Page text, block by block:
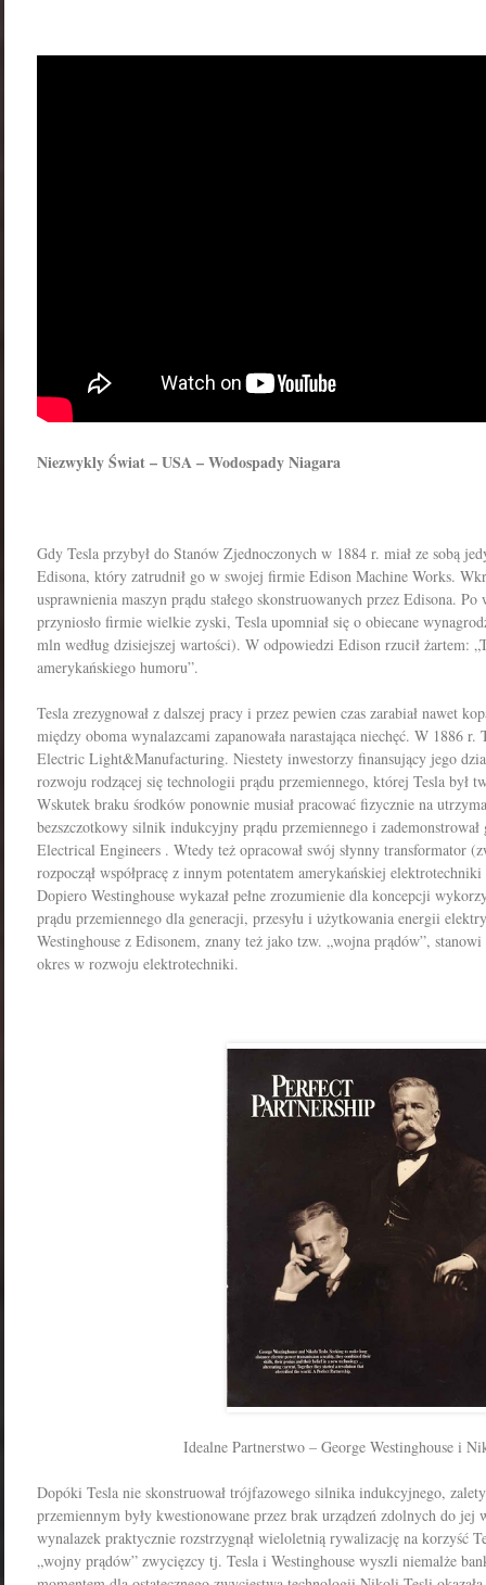
Niezwykly Świat – USA – Wodospady Niagara
Gdy Tesla przybył do Stanów Zjednoczonych w 1884 r. miał ze sobą
Edisona, który zatrudnił go w swojej firmie Edison Machine Works.
usprawnienia maszyn prądu stałego skonstruowanych przez Edisona.
przyniosło firmie wielkie zyski, Tesla upomniał się o obiecane
mln według dzisiejszej wartości). W odpowiedzi Edison rzucił żartem:
amerykańskiego humoru”.
Tesla zrezygnował z dalszej pracy i przez pewien czas zarabiał nawet
między oboma wynalazcami zapanowała narastająca niechęć. W 1886 r.
Electric Light&Manufacturing. Niestety inwestorzy finansujący jego
rozwoju rodzącej się technologii prądu przemiennego, której Tesla był
Wskutek braku środków ponownie musiał pracować fizycznie na
bezszczotkowy silnik indukcyjny prądu przemiennego i
Electrical Engineers . Wtedy też opracował swój słynny transformator
rozpoczął współpracę z innym potentatem amerykańskiej
Dopiero Westinghouse wykazał pełne zrozumienie dla koncepcji
prądu przemiennego dla generacji, przesyłu i użytkowania energii
Westinghouse z Edisonem, znany też jako tzw. „wojna prądów”,
okres w rozwoju elektrotechniki.
Idealne Partnerstwo – George Westinghouse i
Dopóki Tesla nie skonstruował trójfazowego silnika indukcyjnego,
przemiennym były kwestionowane przez brak urządzeń zdolnych do jej
wynalazek praktycznie rozstrzygnął wieloletnią rywalizację na korzyść
„wojny prądów” zwycięzcy tj. Tesla i Westinghouse wyszli niemalże